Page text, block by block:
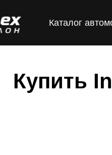
Каталог
Купить